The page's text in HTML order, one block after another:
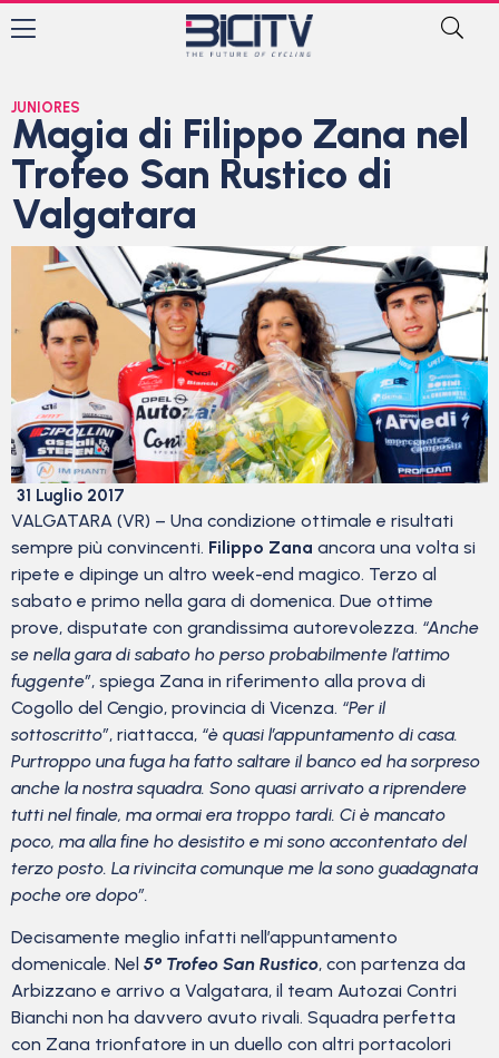
JUNIORES
Magia di Filippo Zana nel
Trofeo San Rustico di
Valgatara
31 Luglio 2017
VALGATARA (VR) – Una condizione ottimale e risultati
sempre più convincenti. Filippo Zana ancora una volta si
ripete e dipinge un altro week-end magico. Terzo al
sabato e primo nella gara di domenica. Due ottime
prove, disputate con grandissima autorevolezza. “Anche
se nella gara di sabato ho perso probabilmente l’attimo
fuggente”, spiega Zana in riferimento alla prova di
Cogollo del Cengio, provincia di Vicenza. “Per il
sottoscritto”, riattacca, “è quasi l’appuntamento di casa.
Purtroppo una fuga ha fatto saltare il banco ed ha sorpreso
anche la nostra squadra. Sono quasi arrivato a riprendere
tutti nel finale, ma ormai era troppo tardi. Ci è mancato
poco, ma alla fine ho desistito e mi sono accontentato del
terzo posto. La rivincita comunque me la sono guadagnata
poche ore dopo”.
Decisamente meglio infatti nell’appuntamento
domenicale. Nel 5° Trofeo San Rustico, con partenza da
Arbizzano e arrivo a Valgatara, il team Autozai Contri
Bianchi non ha davvero avuto rivali. Squadra perfetta
con Zana trionfatore in un duello con altri portacolori